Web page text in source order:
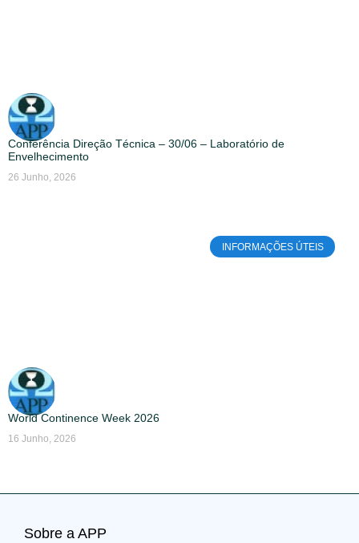
Conferência Direção Técnica – 30/06 – Laboratório de
Envelhecimento
26 Junho, 2026
INFORMAÇÕES ÚTEIS
World Continence Week 2026
16 Junho, 2026
Sobre a APP